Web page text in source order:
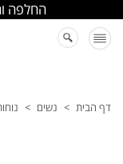
החלפה
דף הבית > נשים >